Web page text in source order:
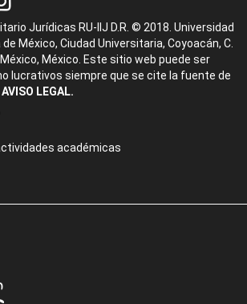
Jurídicas RU-IIJ D.R. © 2018. Universidad
México, Ciudad Universitaria, Coyoacán, C.
México, México. Este sitio web puede ser
lucrativos siempre que se cite la fuente de
AVISO LEGAL.
académicas